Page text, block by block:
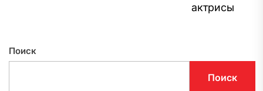
актрисы
Поиск
Поиск